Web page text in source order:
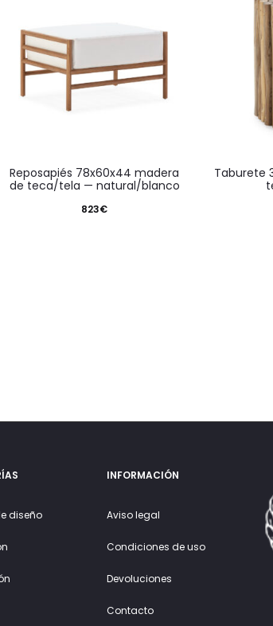
reposapiés 78x60x44 madera
de teca/tela — natural/blanco
823€
taburete 30x30x40 madera de
diseño
INFORMACIÓN
Aviso legal
Condiciones de uso
Devoluciones
Contacto